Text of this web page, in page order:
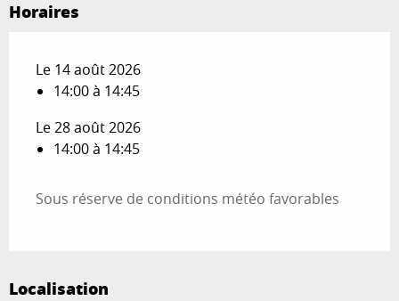
Horaires
Le 14 août 2026
14:00 à 14:45
Le 28 août 2026
14:00 à 14:45
Sous réserve de conditions météo favorables
Localisation